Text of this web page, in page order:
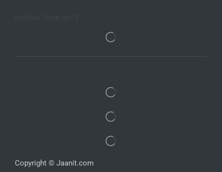
Copyright © Jaanit.com